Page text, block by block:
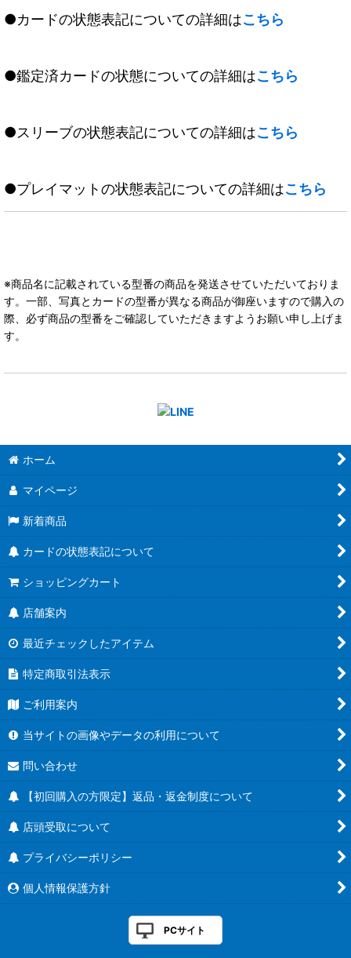
●カードの状態表記についての詳細はこちら
●鑑定済カードの状態についての詳細はこちら
●スリーブの状態表記についての詳細はこちら
●プレイマットの状態表記についての詳細はこちら
※商品名に記載されている型番の商品を発送させていただいておりま
す。一部、写真とカードの型番が異なる商品が御座いますので購入の
際、必ず商品の型番をご確認していただきますようお願い申し上げま
す。
ホーム
マイページ
新着商品
カードの状態表記について
ショッピングカート
店舗案内
最近チェックしたアイテム
特定商取引法表示
ご利用案内
当サイトの画像やデータの利用について
問い合わせ
【初回購入の方限定】返品・返金制度について
店頭受取について
プライバシーポリシー
個人情報保護方針
PCサイト